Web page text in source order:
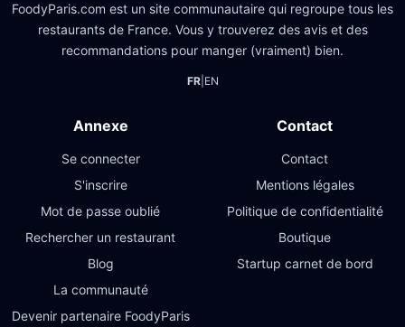
FoodyParis.com est un site communautaire qui regroupe tous les
restaurants de France. Vous y trouverez des avis et des
recommandations pour manger (vraiment) bien.
FR| EN
Annexe
Se connecter
S'inscrire
Mot de passe oublié
Rechercher un restaurant
Blog
La communauté
Devenir partenaire FoodyParis
Contact
Contact
Mentions légales
Politique de confidentialité
Boutique
Startup carnet de bord